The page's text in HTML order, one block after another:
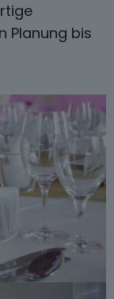
Planung bis